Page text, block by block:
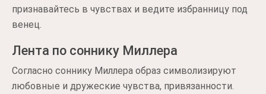
признавайтесь в чувствах и ведите избранницу под
венец.
Лента по соннику Миллера
Согласно соннику Миллера образ символизируют
любовные и дружеские чувства, привязанности.